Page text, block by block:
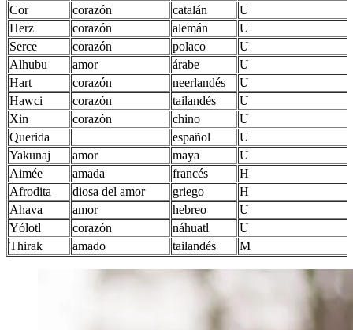
Cor
corazón catalán
U
Herz
corazón alemán
U
Serce
corazón polaco
U
Alhubu
amor árabe
U
Hart
corazón neerlandés
U
Hawci
corazón tailandés
U
Xin
corazón chino
U
Querida
español
U
Yakunaj
amor maya
U
Aimée
amada francés
H
Afrodita
diosa del amor griego
H
Ahava
amor hebreo
U
Yólotl
corazón náhuatl
U
Thirak
amado tailandés M